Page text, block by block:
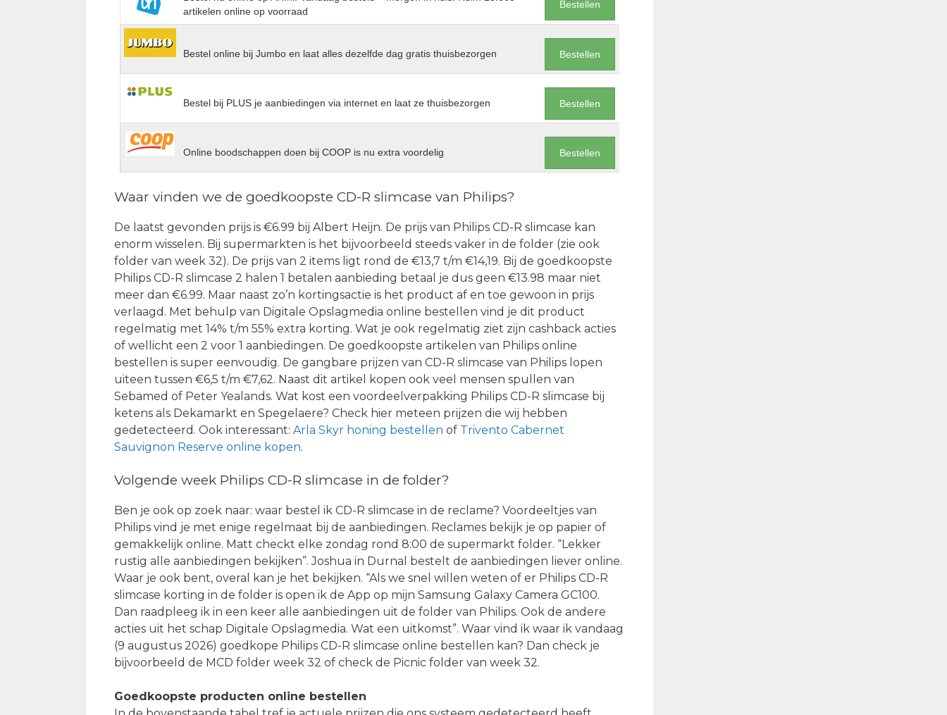
artikelen online op voorraad
Bestellen
Bestel online bij Jumbo en laat alles dezelfde dag gratis thuisbezorgen Bestellen
Bestel bij PLUS je aanbiedingen via internet en laat ze thuisbezorgen Bestellen
Online boodschappen doen bij COOP is nu extra voordelig Bestellen
Waar vinden we de goedkoopste CD-R slimcase van Philips?
De laatst gevonden prijs is €6.99 bij Albert Heijn. De prijs van Philips CD-R slimcase kan
enorm wisselen. Bij supermarkten is het bijvoorbeeld steeds vaker in de folder (zie ook
folder van week 32). De prijs van 2 items ligt rond de €13,7 t/m €14,19. Bij de goedkoopste
Philips CD-R slimcase 2 halen 1 betalen aanbieding betaal je dus geen €13.98 maar niet
meer dan €6.99. Maar naast zo’n kortingsactie is het product af en toe gewoon in prijs
verlaagd. Met behulp van Digitale Opslagmedia online bestellen vind je dit product
regelmatig met 14% t/m 55% extra korting. Wat je ook regelmatig ziet zijn cashback acties
of wellicht een 2 voor 1 aanbiedingen. De goedkoopste artikelen van Philips online
bestellen is super eenvoudig. De gangbare prijzen van CD-R slimcase van Philips lopen
uiteen tussen €6,5 t/m €7,62. Naast dit artikel kopen ook veel mensen spullen van
Sebamed of Peter Yealands. Wat kost een voordeelverpakking Philips CD-R slimcase bij
ketens als Dekamarkt en Spegelaere? Check hier meteen prijzen die wij hebben
gedetecteerd. Ook interessant: Arla Skyr honing bestellen of Trivento Cabernet
Sauvignon Reserve online kopen.
Volgende week Philips CD-R slimcase in de folder?
Ben je ook op zoek naar: waar bestel ik CD-R slimcase in de reclame? Voordeeltjes van
Philips vind je met enige regelmaat bij de aanbiedingen. Reclames bekijk je op papier of
gemakkelijk online. Matt checkt elke zondag rond 8:00 de supermarkt folder. “Lekker
rustig alle aanbiedingen bekijken”. Joshua in Durnal bestelt de aanbiedingen liever online.
Waar je ook bent, overal kan je het bekijken. “Als we snel willen weten of er Philips CD-R
slimcase korting in de folder is open ik de App op mijn Samsung Galaxy Camera GC100.
Dan raadpleeg ik in een keer alle aanbiedingen uit de folder van Philips. Ook de andere
acties uit het schap Digitale Opslagmedia. Wat een uitkomst”. Waar vind ik waar ik vandaag
(9 augustus 2026) goedkope Philips CD-R slimcase online bestellen kan? Dan check je
bijvoorbeeld de MCD folder week 32 of check de Picnic folder van week 32.
Goedkoopste producten online bestellen